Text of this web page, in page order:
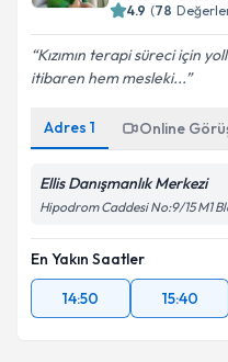
4.9 (78
Kızımın terapi süreci için
itibaren hem mesleki...
Adres 1 Online
Ellis Danışmanlık Merkezi
Hipodrom Caddesi No:9/15 M1
En Yakın Saatler
14:50
15:40